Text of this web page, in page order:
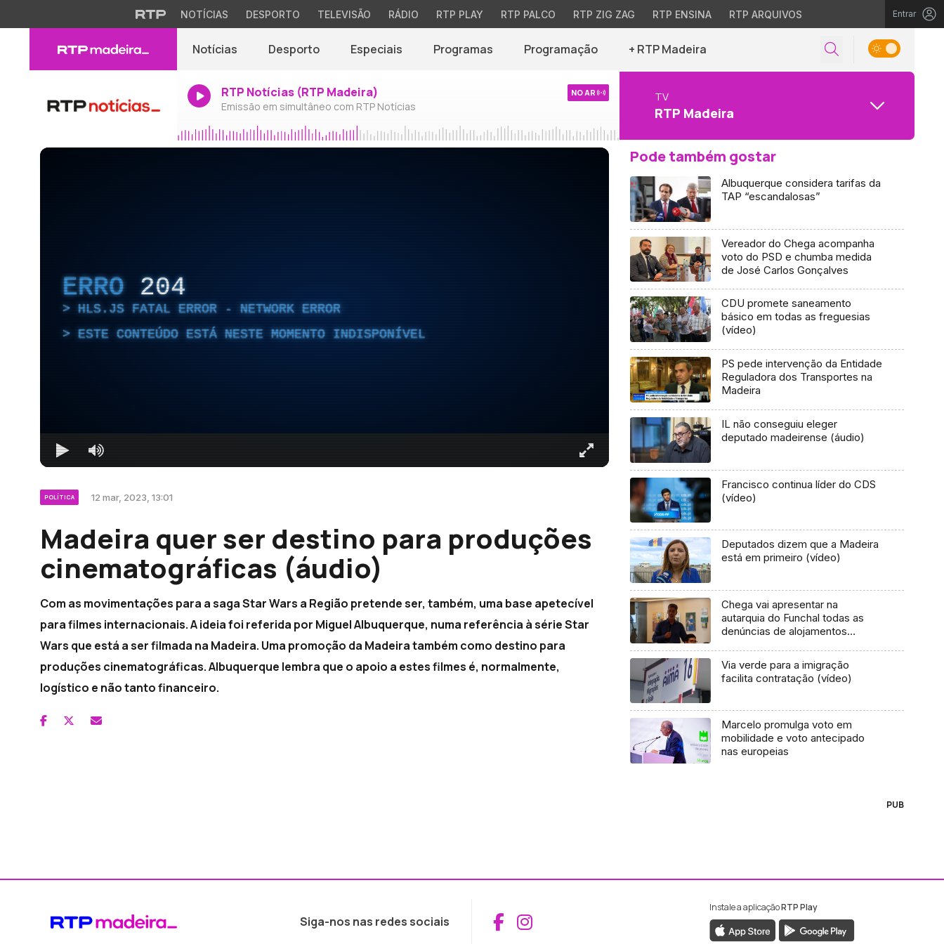
NOTÍCIAS DESPORTO TELEVISÃO RÁDIO RTP PLAY RTP PALCO RTP ZIG ZAG RTP ENSINA RTP ARQUIVOS Entrar
Notícias Desporto Especiais Programas Programação + RTP Madeira
RTP Notícias (RTP Madeira)
Emissão em simultâneo com RTP Notícias
NO AR TV
RTP Madeira
ERRO 204
HLS.JS FATAL ERROR - NETWORK ERROR
ESTE CONTEÚDO ESTÁ NESTE MOMENTO INDISPONÍVEL
POLÍTICA 12 mar, 2023, 13:01
Madeira quer ser destino para produções
cinematográficas (áudio)
Com as movimentações para a saga Star Wars a Região pretende ser, também, uma base apetecível
para filmes internacionais. A ideia foi referida por Miguel Albuquerque, numa referência à série Star
Wars que está a ser filmada na Madeira. Uma promoção da Madeira também como destino para
produções cinematográficas. Albuquerque lembra que o apoio a estes filmes é, normalmente,
logístico e não tanto financeiro.
Pode também gostar
Albuquerque considera tarifas da
TAP “escandalosas”
Vereador do Chega acompanha
voto do PSD e chumba medida
de José Carlos Gonçalves
CDU promete saneamento
básico em todas as freguesias
(vídeo)
PS pede intervenção da Entidade
Reguladora dos Transportes na
Madeira
IL não conseguiu eleger
deputado madeirense (áudio)
Francisco continua líder do CDS
(vídeo)
Deputados dizem que a Madeira
está em primeiro (vídeo)
Chega vai apresentar na
autarquia do Funchal todas as
denúncias de alojamentos
Via verde para a imigração
facilita contratação (vídeo)
Marcelo promulga voto em
mobilidade e voto antecipado
nas europeias
PUB
Siga-nos nas redes sociais Aceder ao Facebook da RTP Madeira
Aceder ao Instagram da RTP Madeira
Instale a aplicaçãoRTP Play